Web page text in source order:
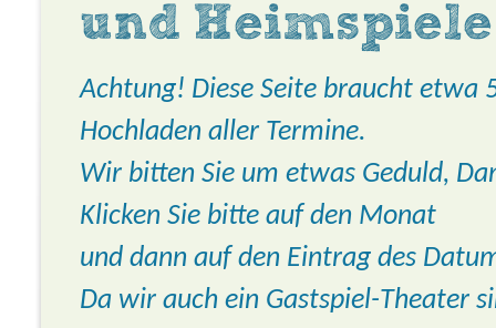
und Heimspiele
Achtung! Diese Seite braucht etwa
Hochladen aller Termine.
Wir bitten Sie um etwas Geduld,
Klicken Sie bitte auf den Monat
und dann auf den Eintrag des
Da wir auch ein Gastspiel-Theater